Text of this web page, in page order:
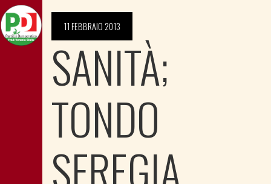
11 FEBBRAIO 2013
SANITÀ;
TONDO
SFREGIA